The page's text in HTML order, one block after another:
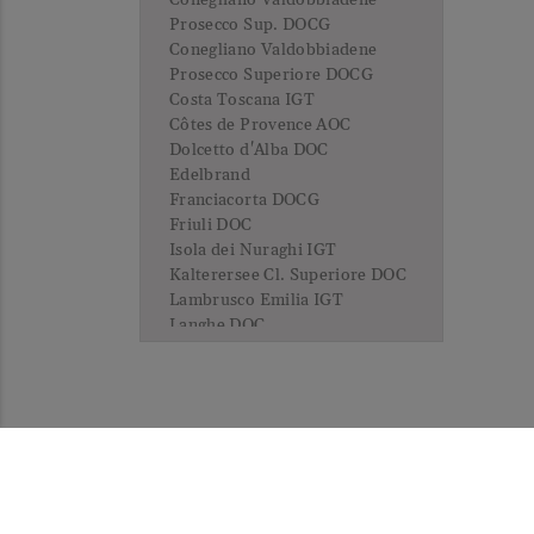
Prosecco Sup. DOCG
Conegliano Valdobbiadene
Prosecco Superiore DOCG
Costa Toscana IGT
Côtes de Provence AOC
Dolcetto d'Alba DOC
Edelbrand
Franciacorta DOCG
Friuli DOC
Isola dei Nuraghi IGT
Kalterersee Cl. Superiore DOC
Lambrusco Emilia IGT
Langhe DOC
Marche IGT